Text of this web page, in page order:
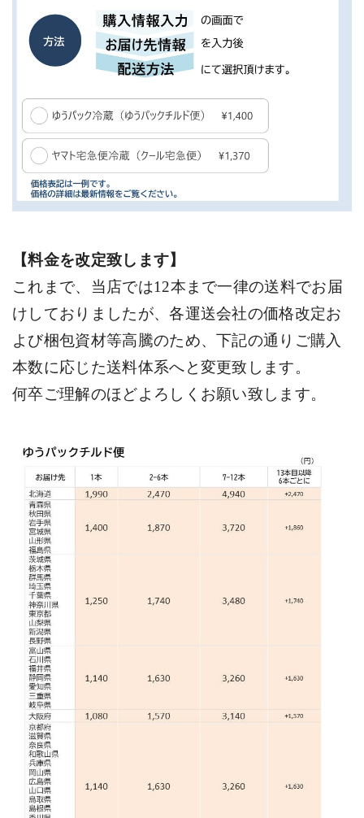
【料金を改定致します】
これまで、当店では12本まで一律の送料でお届
けしておりましたが、各運送会社の価格改定お
よび梱包資材等高騰のため、下記の通りご購入
本数に応じた送料体系へと変更致します。
何卒ご理解のほどよろしくお願い致します。